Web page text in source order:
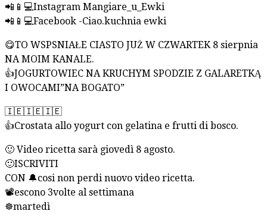
📲📱💻Instagram Mangiare_u_Ewki
📲📱💻Facebook -Ciao.kuchnia ewki
😋TO WSPSNIAŁE CIASTO JUŻ W CZWARTEK 8 sierpnia
NA MOIM KANALE.
👍JOGURTOWIEC NA KRUCHYM SPODZIE Z GALARETKĄ
I OWOCAMI”NA BOGATO”
🇮🇪🇮🇪🇮🇪
👍Crostata allo yogurt con gelatina e frutti di bosco.
🙂 Video ricetta sarà giovedì 8 agosto.
🙂ISCRIVITI
CON 🔔cosi non perdi nuovo video ricetta.
📽escono 3volte al settimana
☸martedì